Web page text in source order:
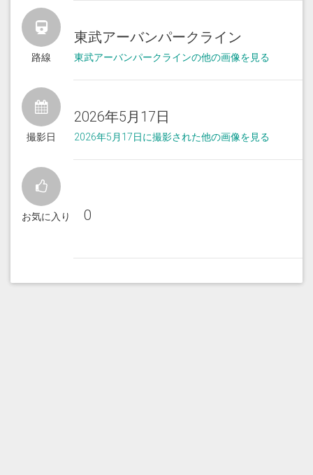
路線
東武アーバンパークライン
東武アーバンパークラインの他の画像を見る
撮影日
2026年5月17日
2026年5月17日に撮影された他の画像を見る
お気に入り 0